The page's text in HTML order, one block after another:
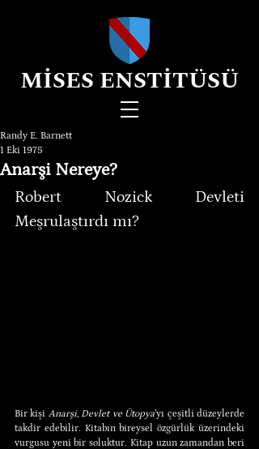
MİSES ENSTİTÜSÜ
Anarşi Nereye?
Randy E. Barnett
1 Eki 1975
Robert Nozick Devleti
Meşrulaştırdı mı?
Bir kişi Anarşi, Devlet ve Ütopya’yı çeşitli düzeylerde
takdir edebilir. Kitabın bireysel özgürlük üzerindeki
vurgusu yeni bir soluktur. Kitap uzun zamandan beri